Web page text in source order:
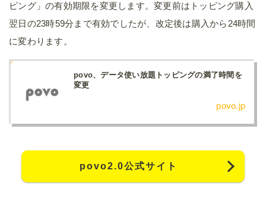
ピング」の有効期限を変更します。変更前はトッピング購入
翌日の23時59分まで有効でしたが、改定後は購入から24時間
に変わります。
povo、データ使い放題トッピングの満了時間を
変更
povo.jp
povo2.0公式サイト